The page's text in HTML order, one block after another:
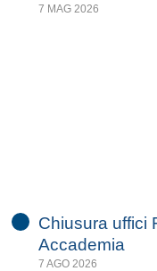
7 MAG 2026
Chiusura uffici
Accademia
7 AGO 2026